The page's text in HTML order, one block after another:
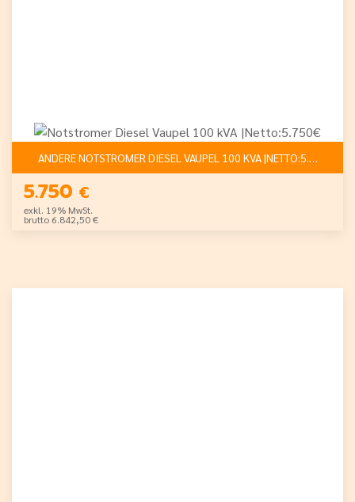
ANDERE NOTSTROMER DIESEL VAUPEL 100 KVA |NETTO:5.750€
5.750 €
exkl. 19% MwSt.
brutto 6.842,50 €